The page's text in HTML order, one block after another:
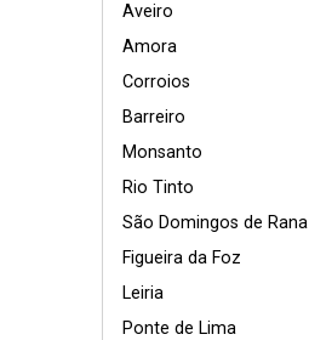
Aveiro
Amora
Corroios
Barreiro
Monsanto
Rio Tinto
São Domingos de Rana
Figueira da Foz
Leiria
Ponte de Lima